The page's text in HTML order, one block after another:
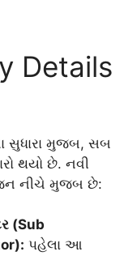
Details
સુધારા મુજબ, સબ
થયો છે. નવી
નીચે મુજબ છે:
(Sub
પહેલા આ